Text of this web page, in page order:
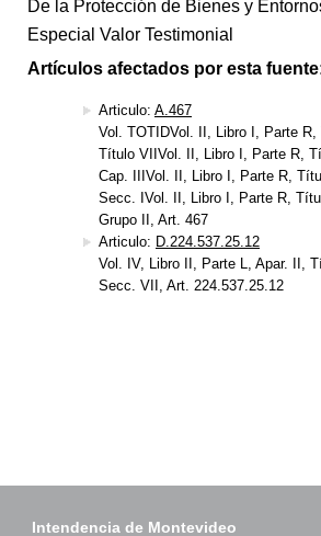
De la Protección de Bienes y
Especial Valor Testimonial
Artículos afectados por esta
Articulo: A.467
Vol. TOTIDVol. II, Libro I, Parte
Título VIIVol. II, Libro I, Parte R,
Cap. IIIVol. II, Libro I, Parte R,
Secc. IVol. II, Libro I, Parte R,
Grupo II, Art. 467
Articulo: D.224.537.25.12
Vol. IV, Libro II, Parte L, Apar. II,
Secc. VII, Art. 224.537.25.12
Intendencia de Montevideo